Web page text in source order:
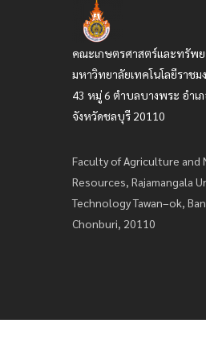
คณะเกษตรศาสตร์และทรัพย
มหาวิทยาลัยเทคโนโลยีราช
43 หมู่ 6 ตำบลบางพระ อำเ
จังหวัดชลบุรี 20110
Faculty of Agriculture and
Resources, Rajamangala
Technology Tawan–ok,
Chonburi, 20110